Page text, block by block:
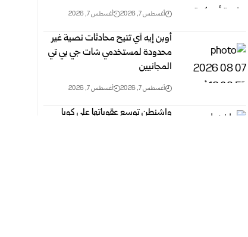
أغسطس 7, 2026 أغسطس 7, 2026
أوبن إيه آي تتيح محادثات نصية غير
محدودة لمستخدمي شات جي بي تي
المجانيين
أغسطس 7, 2026 أغسطس 7, 2026
واشنطن توسع عقوباتها على كوبا